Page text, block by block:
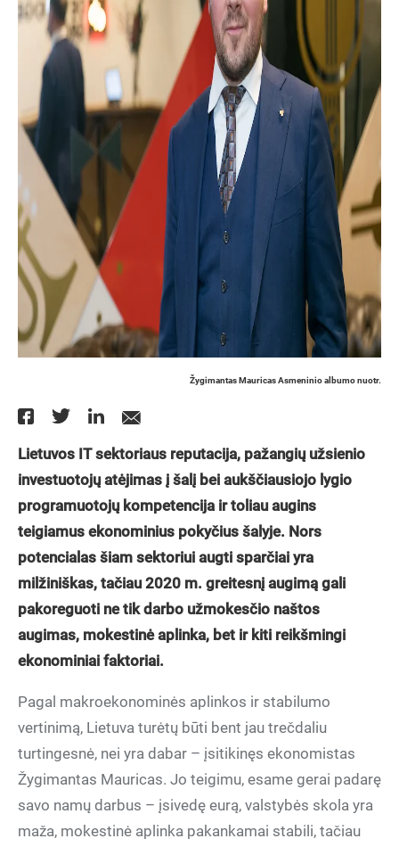
Žygimantas Mauricas Asmeninio albumo nuotr.
Lietuvos IT sektoriaus reputacija, pažangių užsienio
investuotojų atėjimas į šalį bei aukščiausiojo lygio
programuotojų kompetencija ir toliau augins
teigiamus ekonominius pokyčius šalyje. Nors
potencialas šiam sektoriui augti sparčiai yra
milžiniškas, tačiau 2020 m. greitesnį augimą gali
pakoreguoti ne tik darbo užmokesčio naštos
augimas, mokestinė aplinka, bet ir kiti reikšmingi
ekonominiai faktoriai.
Pagal makroekonominės aplinkos ir stabilumo
vertinimą, Lietuva turėtų būti bent jau trečdaliu
turtingesnė, nei yra dabar – įsitikinęs ekonomistas
Žygimantas Mauricas. Jo teigimu, esame gerai padarę
savo namų darbus – įsivedę eurą, valstybės skola yra
maža, mokestinė aplinka pakankamai stabili, tačiau